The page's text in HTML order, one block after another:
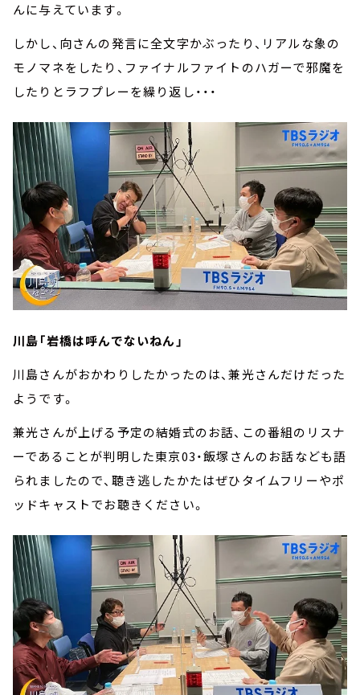
んに与えています。
しかし、向さんの発言に全文字かぶったり、リアルな象の
モノマネをしたり、ファイナルファイトのハガーで邪魔を
したりとラフプレーを繰り返し・・・
川島「岩橋は呼んでないねん」
川島さんがおかわりしたかったのは、兼光さんだけだった
ようです。
兼光さんが上げる予定の結婚式のお話、この番組のリスナ
ーであることが判明した東京03・飯塚さんのお話なども語
られましたので、聴き逃したかたはぜひタイムフリーやポ
ッドキャストでお聴きください。